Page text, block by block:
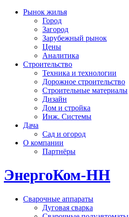
Рынок жилья
Город
Загород
Зарубежный рынок
Цены
Аналитика
Строительство
Техника и технологии
Дорожное строительство
Строительные материалы
Дизайн
Дом и стройка
Инж. Системы
Дача
Сад и огород
О компании
Партнёры
ЭнергоКом-НН
Сварочные аппараты
Дуговая сварка